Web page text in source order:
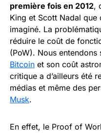
première fois en 2012,
King et Scott Nadal
imaginé. La
réduire le coût de
(PoW). Nous
Bitcoin et son coût
critique a d’ailleurs été
médias et même des
Musk.
En effet, le Proof of